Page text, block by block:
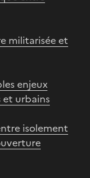
militarisée et
enjeux
urbains
isolement